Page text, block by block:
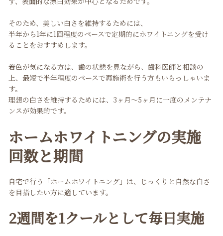
そのため、美しい白さを維持するためには、
半年から1年に1回程度のペースで定期的にホワイトニングを受け
ることをおすすめします。
着色が気になる方は、歯の状態を見ながら、歯科医師と相談の
上、最短で半年程度のペースで再施術を行う方もいらっしゃいま
す。
理想の白さを維持するためには、3ヶ月〜5ヶ月に一度のメンテナ
ンスが効果的です。
ホームホワイトニングの実施
回数と期間
自宅で行う「ホームホワイトニング」は、じっくりと自然な白さ
を目指したい方に適しています。
2週間を1クールとして毎日実施